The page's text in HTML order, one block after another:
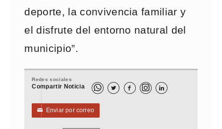
deporte, la convivencia familiar y
el disfrute del entorno natural del
municipio”.
Redes sociales
Compartir Noticia   
✉ Enviar por correo